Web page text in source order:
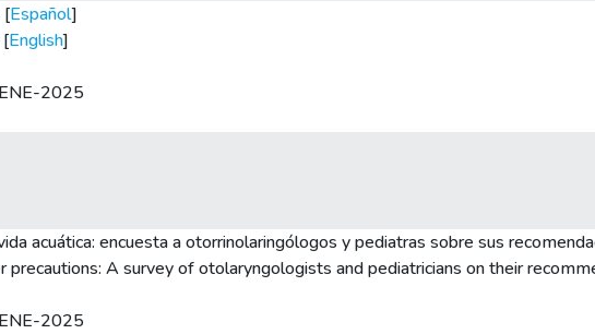
[Español]
[English]
2025
acuática: encuesta a otorrinolaringólogos y pediatras sobre sus
A survey of otolaryngologists and pediatricians on their
2025